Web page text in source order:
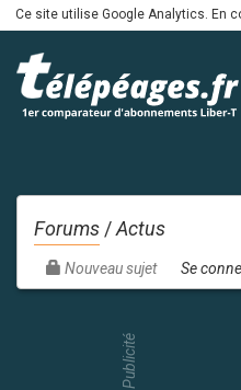
Ce site utilise Google Analytics. En
Forums /Actus
Nouveau sujet Se
Publicité